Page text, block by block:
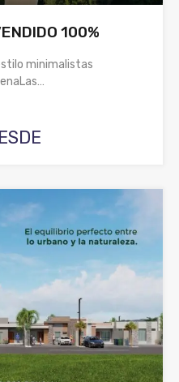
100%
minimalistas